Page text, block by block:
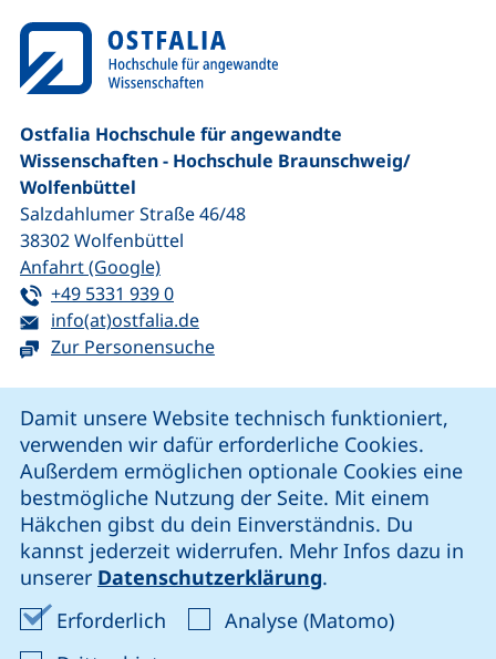
Damit unsere Website technisch funktioniert,
verwenden wir dafür erforderliche Cookies.
Außerdem ermöglichen optionale Cookies eine
bestmögliche Nutzung der Seite. Mit einem
Häkchen gibst du dein Einverständnis. Du
kannst jederzeit widerrufen. Mehr Infos dazu in
unserer Datenschutzerklärung.
Erforderlich Erforderliche Cookies akzeptieren
Analyse (Matomo)Analyse-
Ostfalia Hochschule für angewandte
Wissenschaften - Hochschule Braunschweig/​
Wolfenbüttel
Salzdahlumer Straße 46/48
38302Wolfenbüttel
Anfahrt (Google)(externer Link, öffnet neues Fenster)
Tel:
+49 5331 939 0(startet einen Telefonanruf, wenn Ihr
E-Mail:
info(at)ostfalia.de(öffnet Ihr E-Mail-Programm)
Zur Personensuche
unsere Facebook-Seite (externer Link, öffnet neues
unsere LinkedIn-Seite (externer Link, öffnet
unsere Instagram-Seite (externer Link,
unsere YouTube-Seite (externer
Cookie-Einstellungen
Impressum
Datenschutz